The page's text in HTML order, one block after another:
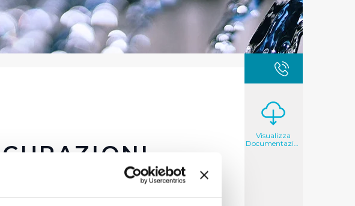
Visualizza
Documentazione